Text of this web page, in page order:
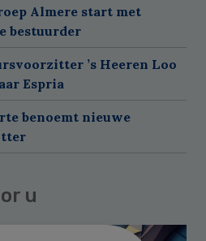
Almere start met
bestuurder
’s Heeren Loo
Espria
benoemt nieuwe
u